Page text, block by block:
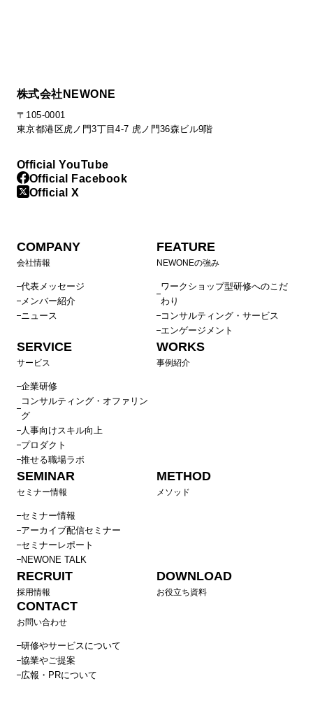
株式会社NEWONE
〒105-0001
東京都港区虎ノ門3丁目4-7 虎ノ門36森ビル9階
Official YouTube
Official Facebook
Official X
COMPANY
会社情報
代表メッセージ
メンバー紹介
ニュース
FEATURE
NEWONEの強み
ワークショップ型研修へのこだ
わり
コンサルティング・サービス
エンゲージメント
SERVICE
サービス
企業研修
コンサルティング・オファリン
グ
人事向けスキル向上
プロダクト
推せる職場ラボ
WORKS
事例紹介
SEMINAR
セミナー情報
セミナー情報
アーカイブ配信セミナー
セミナーレポート
NEWONE TALK
METHOD
メソッド
RECRUIT
採用情報
DOWNLOAD
お役立ち資料
CONTACT
お問い合わせ
研修やサービスについて
協業やご提案
広報・PRについて